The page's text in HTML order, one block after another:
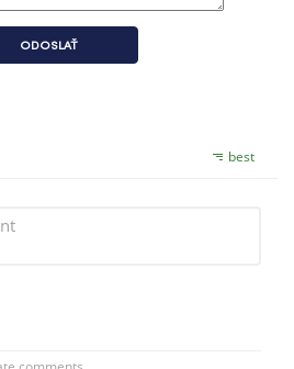
ODOSLAŤ